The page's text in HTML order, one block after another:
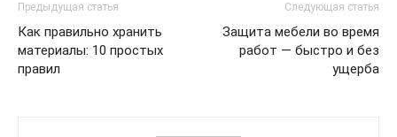
Предыдущая статья
Как правильно хранить
материалы: 10 простых
правил
Следующая статья
Защита мебели во время
работ — быстро и без
ущерба